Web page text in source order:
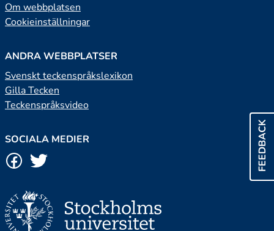
FEEDBACK
Om webbplatsen
Cookieinställningar
ANDRA WEBBPLATSER
Svenskt teckenspråkslexikon
Gilla Tecken
Teckenspråksvideo
SOCIALA MEDIER